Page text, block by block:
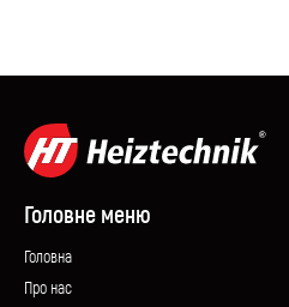
Головне меню
Головна
Про нас